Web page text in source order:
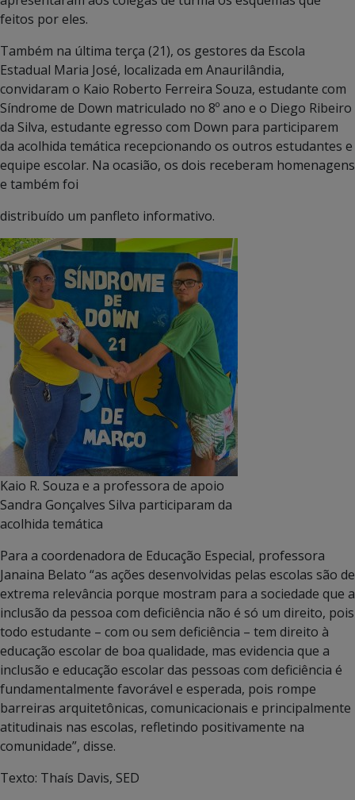
feitos por eles.
Também na última terça (21), os gestores da Escola
Estadual Maria José, localizada em Anaurilândia,
convidaram o Kaio Roberto Ferreira Souza, estudante com
Síndrome de Down matriculado no 8º ano e o Diego Ribeiro
da Silva, estudante egresso com Down para participarem
da acolhida temática recepcionando os outros estudantes e
equipe escolar. Na ocasião, os dois receberam homenagens
e também foi
distribuído um panfleto informativo.
Kaio R. Souza e a professora de apoio
Sandra Gonçalves Silva participaram da
acolhida temática
Para a coordenadora de Educação Especial, professora
Janaina Belato “as ações desenvolvidas pelas escolas são de
extrema relevância porque mostram para a sociedade que a
inclusão da pessoa com deficiência não é só um direito, pois
todo estudante – com ou sem deficiência – tem direito à
educação escolar de boa qualidade, mas evidencia que a
inclusão e educação escolar das pessoas com deficiência é
fundamentalmente favorável e esperada, pois rompe
barreiras arquitetônicas, comunicacionais e principalmente
atitudinais nas escolas, refletindo positivamente na
comunidade”, disse.
Texto: Thaís Davis, SED